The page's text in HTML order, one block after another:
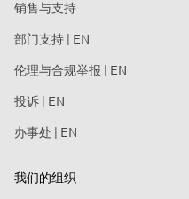
销售与支持
部门支持 | EN
伦理与合规举报 | EN
投诉 | EN
办事处 | EN
我们的组织